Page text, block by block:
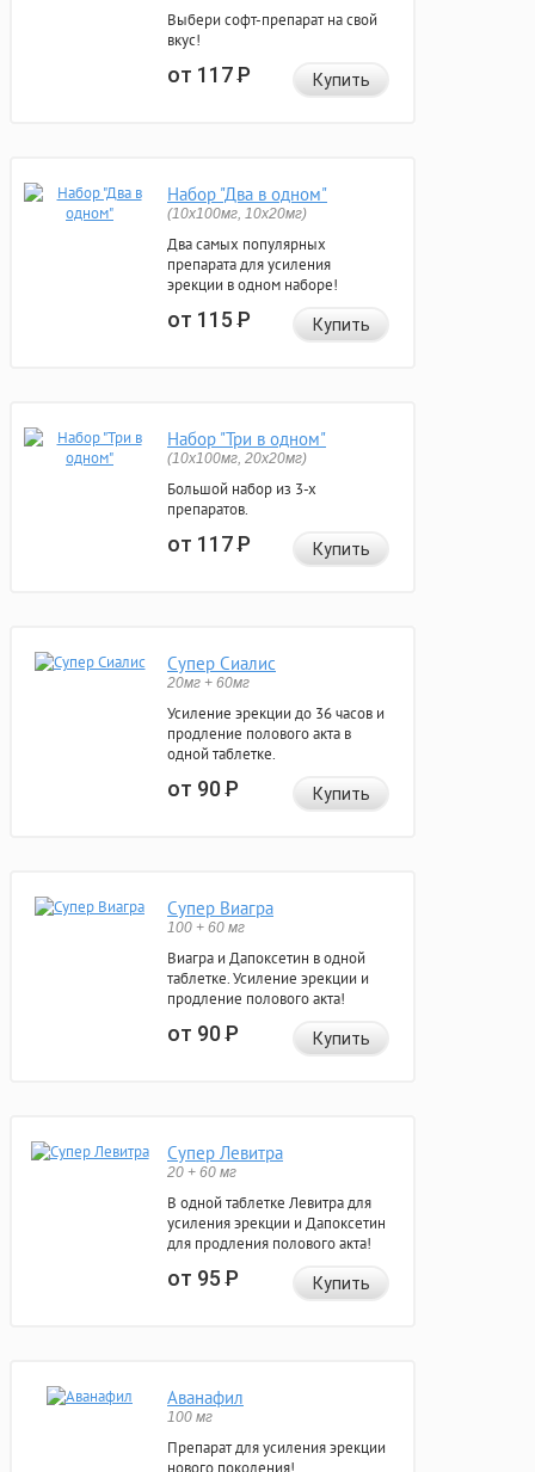
Выбери софт-препарат на свой
вкус!
от 117Р Купить
Набор "Два в одном"
(10x100мг, 10x20мг)
Два самых популярных
препарата для усиления
эрекции в одном наборе!
от 115Р Купить
Набор "Три в одном"
(10x100мг, 20x20мг)
Большой набор из 3-х
препаратов.
от 117Р Купить
Супер Сиалис
20мг + 60мг
Усиление эрекции до 36 часов и
продление полового акта в
одной таблетке.
от 90Р Купить
Супер Виагра
100 + 60 мг
Виагра и Дапоксетин в одной
таблетке. Усиление эрекции и
продление полового акта!
от 90Р Купить
Супер Левитра
20 + 60 мг
В одной таблетке Левитра для
усиления эрекции и Дапоксетин
для продления полового акта!
от 95Р Купить
Аванафил
100 мг
Препарат для усиления эрекции